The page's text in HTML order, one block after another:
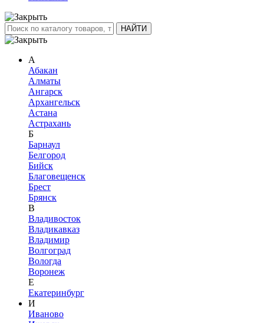
А
Абакан
Алматы
Ангарск
Архангельск
Астана
Астрахань
Б
Барнаул
Белгород
Бийск
Благовещенск
Брест
Брянск
В
Владивосток
Владикавказ
Владимир
Волгоград
Вологда
Воронеж
Е
Екатеринбург
И
Иваново